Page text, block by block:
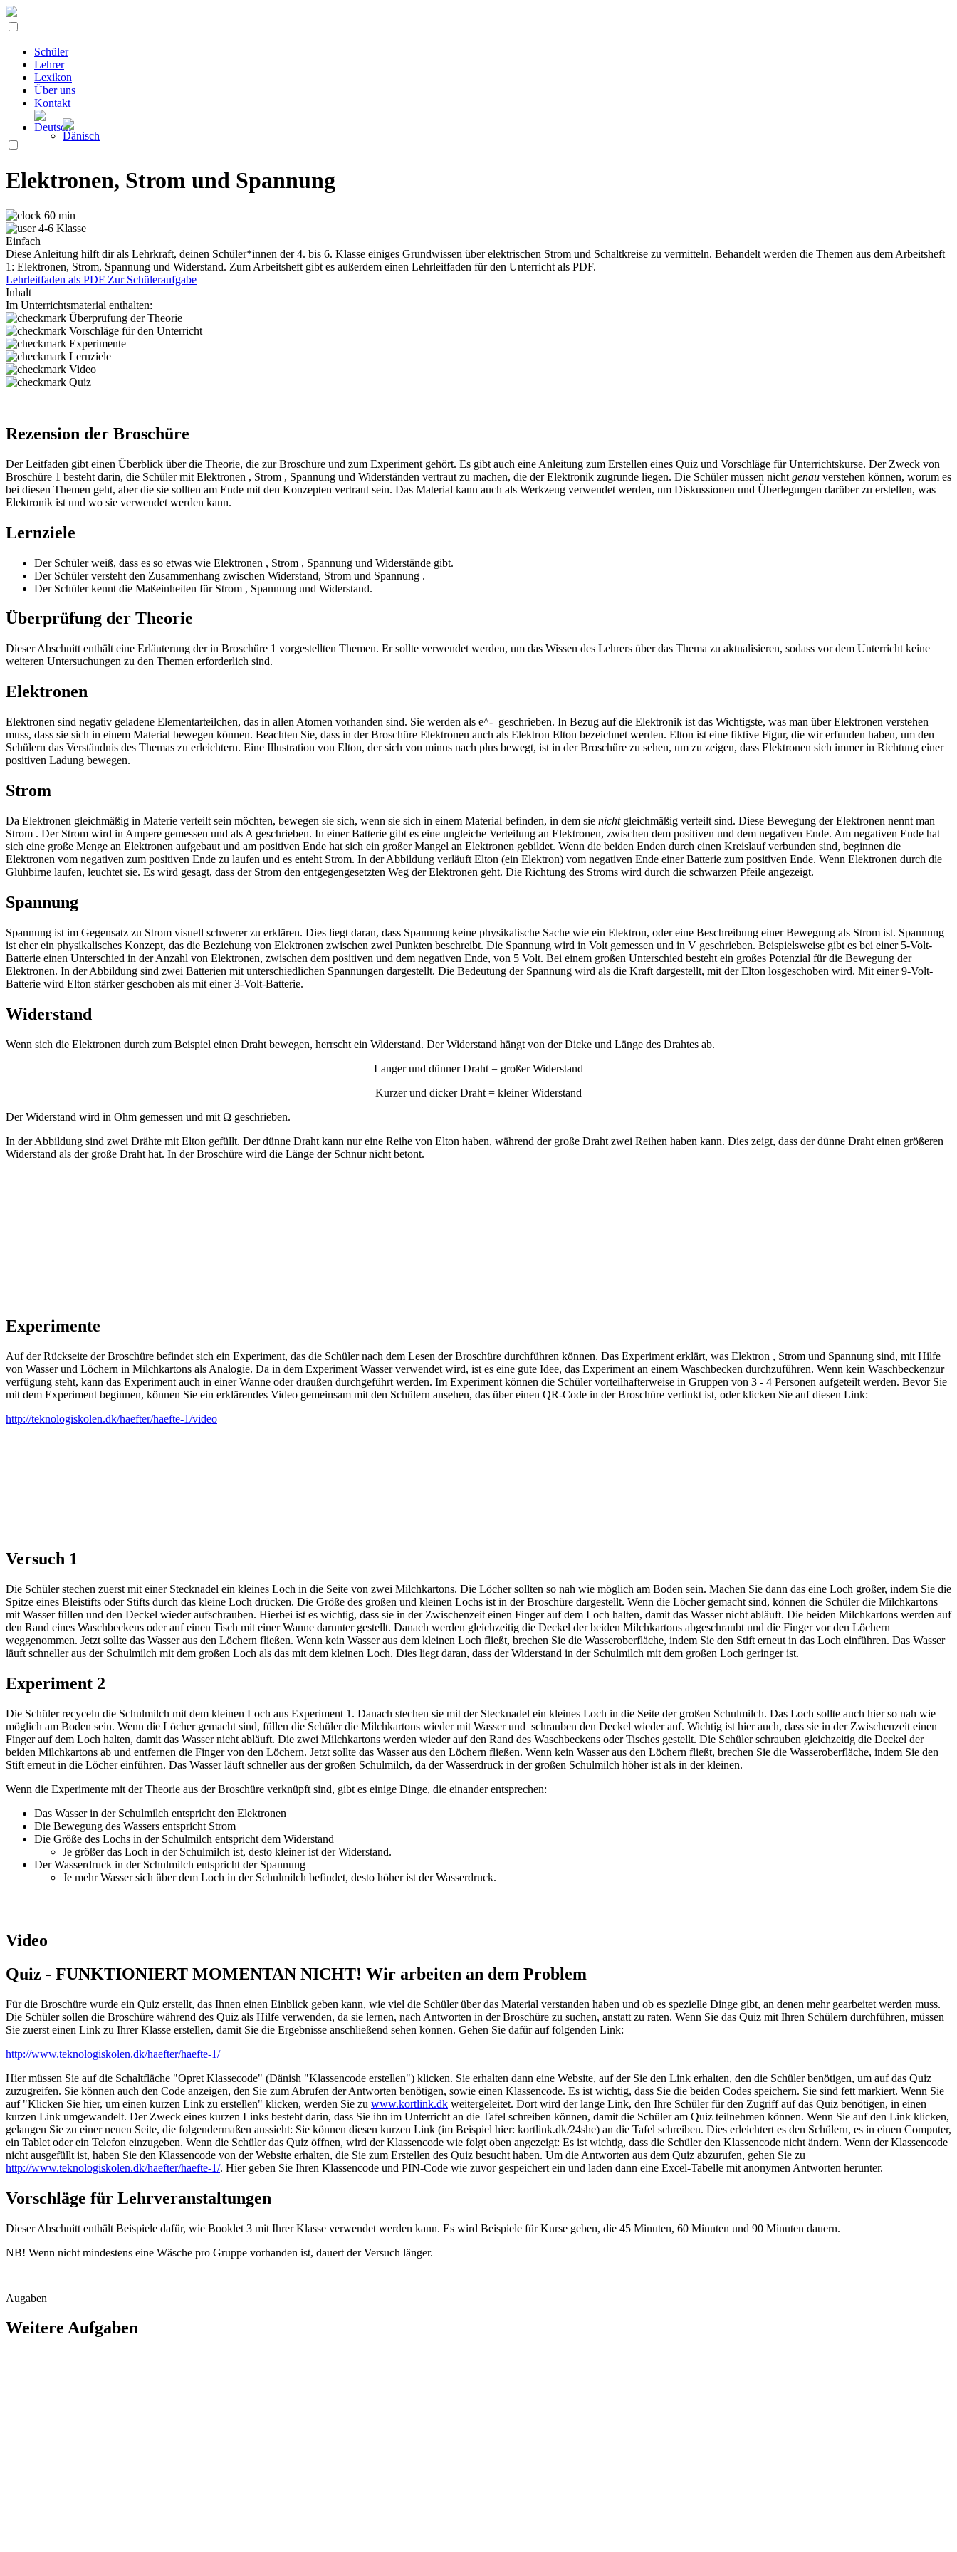
Schüler
Lehrer
Lexikon
Über uns
Kontakt
Elektronen, Strom und Spannung
60 min
4-6 Klasse
Einfach
Diese Anleitung hilft dir als Lehrkraft, deinen Schüler*innen der 4. bis 6. Klasse einiges Grundwissen über elektrischen Strom und Schaltkreise zu vermitteln. Behandelt werden die Themen aus dem Arbeitsheft
1: Elektronen, Strom, Spannung und Widerstand. Zum Arbeitsheft gibt es außerdem einen Lehrleitfaden für den Unterricht als PDF.
Lehrleitfaden als PDF Zur Schüleraufgabe
Inhalt
Im Unterrichtsmaterial enthalten:
Überprüfung der Theorie
Vorschläge für den Unterricht
Experimente
Lernziele
Video
Quiz
Rezension der Broschüre
Der Leitfaden gibt einen Überblick über die Theorie, die zur Broschüre und zum Experiment gehört. Es gibt auch eine Anleitung zum Erstellen eines Quiz und Vorschläge für Unterrichtskurse. Der Zweck von
Broschüre 1 besteht darin, die Schüler mit Elektronen , Strom , Spannung und Widerständen vertraut zu machen, die der Elektronik zugrunde liegen. Die Schüler müssen nicht genau verstehen können, worum es
bei diesen Themen geht, aber die sie sollten am Ende mit den Konzepten vertraut sein. Das Material kann auch als Werkzeug verwendet werden, um Diskussionen und Überlegungen darüber zu erstellen, was
Elektronik ist und wo sie verwendet werden kann.
Lernziele
Der Schüler weiß, dass es so etwas wie Elektronen , Strom , Spannung und Widerstände gibt.
Der Schüler versteht den Zusammenhang zwischen Widerstand, Strom und Spannung .
Der Schüler kennt die Maßeinheiten für Strom , Spannung und Widerstand.
Überprüfung der Theorie
Dieser Abschnitt enthält eine Erläuterung der in Broschüre 1 vorgestellten Themen. Er sollte verwendet werden, um das Wissen des Lehrers über das Thema zu aktualisieren, sodass vor dem Unterricht keine
weiteren Untersuchungen zu den Themen erforderlich sind.
Elektronen
Elektronen sind negativ geladene Elementarteilchen, das in allen Atomen vorhanden sind. Sie werden als e^- geschrieben. In Bezug auf die Elektronik ist das Wichtigste, was man über Elektronen verstehen
muss, dass sie sich in einem Material bewegen können. Beachten Sie, dass in der Broschüre Elektronen auch als Elektron Elton bezeichnet werden. Elton ist eine fiktive Figur, die wir erfunden haben, um den
Schülern das Verständnis des Themas zu erleichtern. Eine Illustration von Elton, der sich von minus nach plus bewegt, ist in der Broschüre zu sehen, um zu zeigen, dass Elektronen sich immer in Richtung einer
positiven Ladung bewegen.
Strom
Da Elektronen gleichmäßig in Materie verteilt sein möchten, bewegen sie sich, wenn sie sich in einem Material befinden, in dem sie nichtgleichmäßig verteilt sind. Diese Bewegung der Elektronen nennt man
Strom . Der Strom wird in Ampere gemessen und als A geschrieben. In einer Batterie gibt es eine ungleiche Verteilung an Elektronen, zwischen dem positiven und dem negativen Ende. Am negativen Ende hat
sich eine große Menge an Elektronen aufgebaut und am positiven Ende hat sich ein großer Mangel an Elektronen gebildet. Wenn die beiden Enden durch einen Kreislauf verbunden sind, beginnen die
Elektronen vom negativen zum positiven Ende zu laufen und es enteht Strom. In der Abbildung verläuft Elton (ein Elektron) vom negativen Ende einer Batterie zum positiven Ende. Wenn Elektronen durch die
Glühbirne laufen, leuchtet sie. Es wird gesagt, dass der Strom den entgegengesetzten Weg der Elektronen geht. Die Richtung des Stroms wird durch die schwarzen Pfeile angezeigt.
Spannung
Spannung ist im Gegensatz zu Strom visuell schwerer zu erklären. Dies liegt daran, dass Spannung keine physikalische Sache wie ein Elektron, oder eine Beschreibung einer Bewegung als Strom ist. Spannung
ist eher ein physikalisches Konzept, das die Beziehung von Elektronen zwischen zwei Punkten beschreibt. Die Spannung wird in Volt gemessen und in V geschrieben. Beispielsweise gibt es bei einer 5-Volt-
Batterie einen Unterschied in der Anzahl von Elektronen, zwischen dem positiven und dem negativen Ende, von 5 Volt. Bei einem großen Unterschied besteht ein großes Potenzial für die Bewegung der
Elektronen. In der Abbildung sind zwei Batterien mit unterschiedlichen Spannungen dargestellt. Die Bedeutung der Spannung wird als die Kraft dargestellt, mit der Elton losgeschoben wird. Mit einer 9-Volt-
Batterie wird Elton stärker geschoben als mit einer 3-Volt-Batterie.
Widerstand
Wenn sich die Elektronen durch zum Beispiel einen Draht bewegen, herrscht ein Widerstand. Der Widerstand hängt von der Dicke und Länge des Drahtes ab.
Langer und dünner Draht = großer Widerstand
Kurzer und dicker Draht = kleiner Widerstand
Der Widerstand wird in Ohm gemessen und mit Ω geschrieben.
In der Abbildung sind zwei Drähte mit Elton gefüllt. Der dünne Draht kann nur eine Reihe von Elton haben, während der große Draht zwei Reihen haben kann. Dies zeigt, dass der dünne Draht einen größeren
Widerstand als der große Draht hat. In der Broschüre wird die Länge der Schnur nicht betont.
Experimente
Auf der Rückseite der Broschüre befindet sich ein Experiment, das die Schüler nach dem Lesen der Broschüre durchführen können. Das Experiment erklärt, was Elektron , Strom und Spannung sind, mit Hilfe
von Wasser und Löchern in Milchkartons als Analogie. Da in dem Experiment Wasser verwendet wird, ist es eine gute Idee, das Experiment an einem Waschbecken durchzuführen. Wenn kein Waschbeckenzur
verfügung steht, kann das Experiment auch in einer Wanne oder draußen durchgeführt werden. Im Experiment können die Schüler vorteilhafterweise in Gruppen von 3 - 4 Personen aufgeteilt werden. Bevor Sie
mit dem Experiment beginnen, können Sie ein erklärendes Video gemeinsam mit den Schülern ansehen, das über einen QR-Code in der Broschüre verlinkt ist, oder klicken Sie auf diesen Link:
http://teknologiskolen.dk/haefter/haefte-1/video
Versuch 1
Die Schüler stechen zuerst mit einer Stecknadel ein kleines Loch in die Seite von zwei Milchkartons. Die Löcher sollten so nah wie möglich am Boden sein. Machen Sie dann das eine Loch größer, indem Sie die
Spitze eines Bleistifts oder Stifts durch das kleine Loch drücken. Die Größe des großen und kleinen Lochs ist in der Broschüre dargestellt. Wenn die Löcher gemacht sind, können die Schüler die Milchkartons
mit Wasser füllen und den Deckel wieder aufschrauben. Hierbei ist es wichtig, dass sie in der Zwischenzeit einen Finger auf dem Loch halten, damit das Wasser nicht abläuft. Die beiden Milchkartons werden auf
den Rand eines Waschbeckens oder auf einen Tisch mit einer Wanne darunter gestellt. Danach werden gleichzeitig die Deckel der beiden Milchkartons abgeschraubt und die Finger vor den Löchern
weggenommen. Jetzt sollte das Wasser aus den Löchern fließen. Wenn kein Wasser aus dem kleinen Loch fließt, brechen Sie die Wasseroberfläche, indem Sie den Stift erneut in das Loch einführen. Das Wasser
läuft schneller aus der Schulmilch mit dem großen Loch als das mit dem kleinen Loch. Dies liegt daran, dass der Widerstand in der Schulmilch mit dem großen Loch geringer ist.
Experiment 2
Die Schüler recyceln die Schulmilch mit dem kleinen Loch aus Experiment 1. Danach stechen sie mit der Stecknadel ein kleines Loch in die Seite der großen Schulmilch. Das Loch sollte auch hier so nah wie
möglich am Boden sein. Wenn die Löcher gemacht sind, füllen die Schüler die Milchkartons wieder mit Wasser und schrauben den Deckel wieder auf. Wichtig ist hier auch, dass sie in der Zwischenzeit einen
Finger auf dem Loch halten, damit das Wasser nicht abläuft. Die zwei Milchkartons werden wieder auf den Rand des Waschbeckens oder Tisches gestellt. Die Schüler schrauben gleichzeitig die Deckel der
beiden Milchkartons ab und entfernen die Finger von den Löchern. Jetzt sollte das Wasser aus den Löchern fließen. Wenn kein Wasser aus den Löchern fließt, brechen Sie die Wasseroberfläche, indem Sie den
Stift erneut in die Löcher einführen. Das Wasser läuft schneller aus der großen Schulmilch, da der Wasserdruck in der großen Schulmilch höher ist als in der kleinen.
Wenn die Experimente mit der Theorie aus der Broschüre verknüpft sind, gibt es einige Dinge, die einander entsprechen:
Das Wasser in der Schulmilch entspricht den Elektronen
Die Bewegung des Wassers entspricht Strom
Die Größe des Lochs in der Schulmilch entspricht dem Widerstand
Je größer das Loch in der Schulmilch ist, desto kleiner ist der Widerstand.
Der Wasserdruck in der Schulmilch entspricht der Spannung
Je mehr Wasser sich über dem Loch in der Schulmilch befindet, desto höher ist der Wasserdruck.
Video
Quiz - FUNKTIONIERT MOMENTAN NICHT! Wir arbeiten an dem Problem
Für die Broschüre wurde ein Quiz erstellt, das Ihnen einen Einblick geben kann, wie viel die Schüler über das Material verstanden haben und ob es spezielle Dinge gibt, an denen mehr gearbeitet werden muss.
Die Schüler sollen die Broschüre während des Quiz als Hilfe verwenden, da sie lernen, nach Antworten in der Broschüre zu suchen, anstatt zu raten. Wenn Sie das Quiz mit Ihren Schülern durchführen, müssen
Sie zuerst einen Link zu Ihrer Klasse erstellen, damit Sie die Ergebnisse anschließend sehen können. Gehen Sie dafür auf folgenden Link:
http://www.teknologiskolen.dk/haefter/haefte-1/
Hier müssen Sie auf die Schaltfläche "Opret Klassecode" (Dänish "Klassencode erstellen") klicken. Sie erhalten dann eine Website, auf der Sie den Link erhalten, den die Schüler benötigen, um auf das Quiz
zuzugreifen. Sie können auch den Code anzeigen, den Sie zum Abrufen der Antworten benötigen, sowie einen Klassencode. Es ist wichtig, dass Sie die beiden Codes speichern. Sie sind fett markiert. Wenn Sie
auf "Klicken Sie hier, um einen kurzen Link zu erstellen" klicken, werden Sie zu www.kortlink.dk weitergeleitet. Dort wird der lange Link, den Ihre Schüler für den Zugriff auf das Quiz benötigen, in einen
kurzen Link umgewandelt. Der Zweck eines kurzen Links besteht darin, dass Sie ihn im Unterricht an die Tafel schreiben können, damit die Schüler am Quiz teilnehmen können. Wenn Sie auf den Link klicken,
gelangen Sie zu einer neuen Seite, die folgendermaßen aussieht: Sie können diesen kurzen Link (im Beispiel hier: kortlink.dk/24she) an die Tafel schreiben. Dies erleichtert es den Schülern, es in einen Computer,
ein Tablet oder ein Telefon einzugeben. Wenn die Schüler das Quiz öffnen, wird der Klassencode wie folgt oben angezeigt: Es ist wichtig, dass die Schüler den Klassencode nicht ändern. Wenn der Klassencode
nicht ausgefüllt ist, haben Sie den Klassencode von der Website erhalten, die Sie zum Erstellen des Quiz besucht haben. Um die Antworten aus dem Quiz abzurufen, gehen Sie zu
http://www.teknologiskolen.dk/haefter/haefte-1/. Hier geben Sie Ihren Klassencode und PIN-Code wie zuvor gespeichert ein und laden dann eine Excel-Tabelle mit anonymen Antworten herunter.
Vorschläge für Lehrveranstaltungen
Dieser Abschnitt enthält Beispiele dafür, wie Booklet 3 mit Ihrer Klasse verwendet werden kann. Es wird Beispiele für Kurse geben, die 45 Minuten, 60 Minuten und 90 Minuten dauern.
NB! Wenn nicht mindestens eine Wäsche pro Gruppe vorhanden ist, dauert der Versuch länger.
Augaben
Weitere Aufgaben